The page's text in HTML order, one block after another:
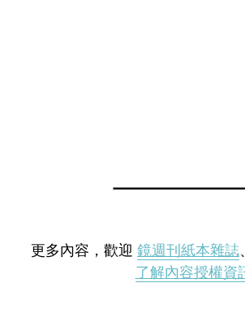
更多內容，歡迎 鏡週刊紙本雜誌、
了解內容授權資